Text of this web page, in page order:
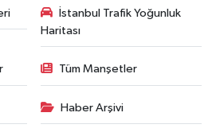
İstanbul Trafik Yoğunluk
Haritası
Tüm Manşetler
Haber Arşivi